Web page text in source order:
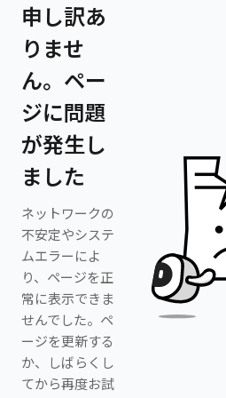
申し訳あ
りませ
ん。ペー
ジに問題
が発生し
ました
ネットワークの
不安定やシステ
ムエラーによ
り、ページを正
常に表示できま
せんでした。ペ
ージを更新する
か、しばらくし
てから再度お試